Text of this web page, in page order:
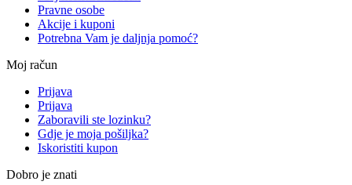
Pravne osobe
Akcije i kuponi
Potrebna Vam je daljnja pomoć?
Moj račun
Prijava
Prijava
Zaboravili ste lozinku?
Gdje je moja pošiljka?
Iskoristiti kupon
Dobro je znati